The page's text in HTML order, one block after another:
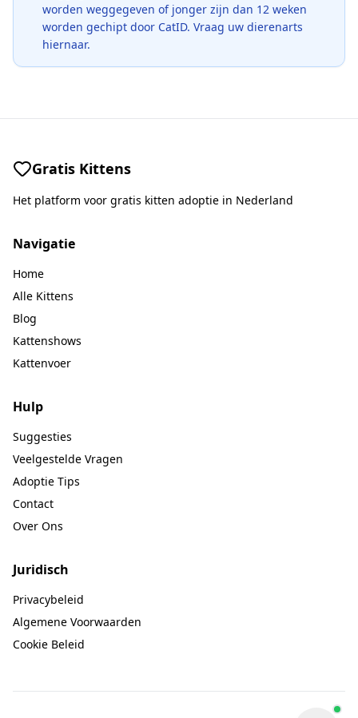
worden weggegeven of jonger zijn dan 12 weken
worden gechipt door CatID. Vraag uw dierenarts
hiernaar.
Gratis Kittens
Het platform voor gratis kitten adoptie in Nederland
Navigatie
Home
Alle Kittens
Blog
Kattenshows
Kattenvoer
Hulp
Suggesties
Veelgestelde Vragen
Adoptie Tips
Contact
Over Ons
Juridisch
Privacybeleid
Algemene Voorwaarden
Cookie Beleid